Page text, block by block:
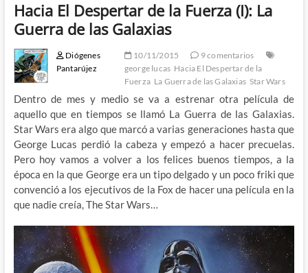
Hacia El Despertar de la Fuerza (I): La
Guerra de las Galaxias
Diógenes
Pantarújez
10/11/2015
9 comentarios
george lucas Hacia El Despertar de la
Fuerza La Guerra de las Galaxias Star Wars
Dentro de mes y medio se va a estrenar otra película de
aquello que en tiempos se llamó La Guerra de las Galaxias.
Star Wars era algo que marcó a varias generaciones hasta que
George Lucas perdió la cabeza y empezó a hacer precuelas.
Pero hoy vamos a volver a los felices buenos tiempos, a la
época en la que George era un tipo delgado y un poco friki que
convenció a los ejecutivos de la Fox de hacer una película en la
que nadie creía, The Star Wars…